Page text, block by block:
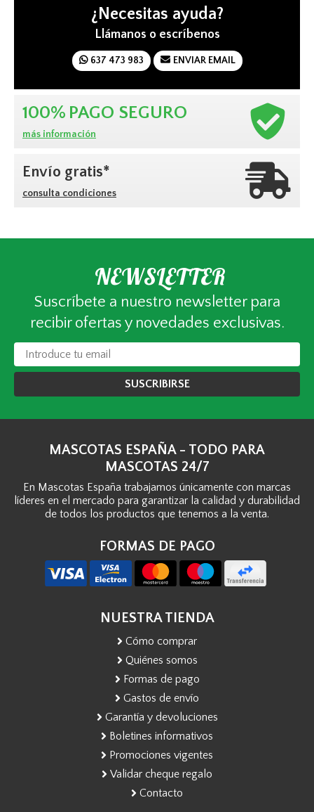
¿Necesitas ayuda?
Llámanos o escríbenos
637 473 983 ENVIAR EMAIL
100% PAGO SEGURO
más información
Envío gratis*
consulta condiciones
NEWSLETTER
Suscríbete a nuestro newsletter para
recibir ofertas y novedades exclusivas.
SUSCRIBIRSE
MASCOTAS ESPAÑA - TODO PARA
MASCOTAS 24/7
En Mascotas España trabajamos únicamente con marcas
líderes en el mercado para garantizar la calidad y durabilidad
de todos los productos que tenemos a la venta.
FORMAS DE PAGO
NUESTRA TIENDA
Cómo comprar
Quiénes somos
Formas de pago
Gastos de envío
Garantía y devoluciones
Boletines informativos
Promociones vigentes
Validar cheque regalo
Contacto